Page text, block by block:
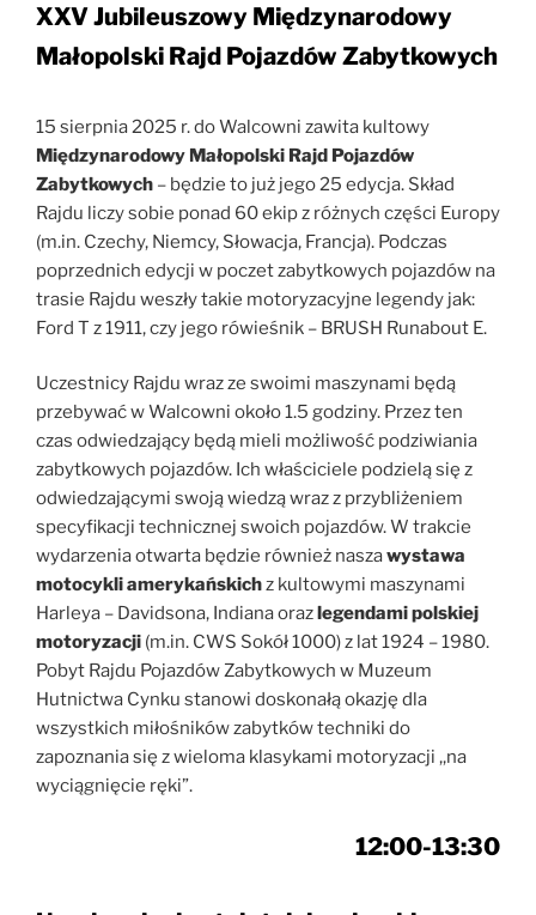
XXV Jubileuszowy Międzynarodowy
Małopolski Rajd Pojazdów Zabytkowych
15 sierpnia 2025 r. do Walcowni zawita kultowy
Międzynarodowy Małopolski Rajd Pojazdów
Zabytkowych – będzie to już jego 25 edycja. Skład
Rajdu liczy sobie ponad 60 ekip z różnych części Europy
(m.in. Czechy, Niemcy, Słowacja, Francja). Podczas
poprzednich edycji w poczet zabytkowych pojazdów na
trasie Rajdu weszły takie motoryzacyjne legendy jak:
Ford T z 1911, czy jego rówieśnik – BRUSH Runabout E.
Uczestnicy Rajdu wraz ze swoimi maszynami będą
przebywać w Walcowni około 1.5 godziny. Przez ten
czas odwiedzający będą mieli możliwość podziwiania
zabytkowych pojazdów. Ich właściciele podzielą się z
odwiedzającymi swoją wiedzą wraz z przybliżeniem
specyfikacji technicznej swoich pojazdów. W trakcie
wydarzenia otwarta będzie również naszawystawa
motocykli amerykańskichz kultowymi maszynami
Harleya – Davidsona, Indiana oraz legendami polskiej
motoryzacji (m.in. CWS Sokół 1000) z lat 1924 – 1980.
Pobyt Rajdu Pojazdów Zabytkowych w Muzeum
Hutnictwa Cynku stanowi doskonałą okazję dla
wszystkich miłośników zabytków techniki do
zapoznania się z wieloma klasykami motoryzacji ,,na
wyciągnięcie ręki”.
12:00-13:30